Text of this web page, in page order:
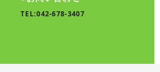
TEL:042-678-3407